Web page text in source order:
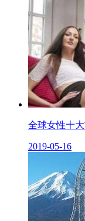
全球女性十
2019-05-16